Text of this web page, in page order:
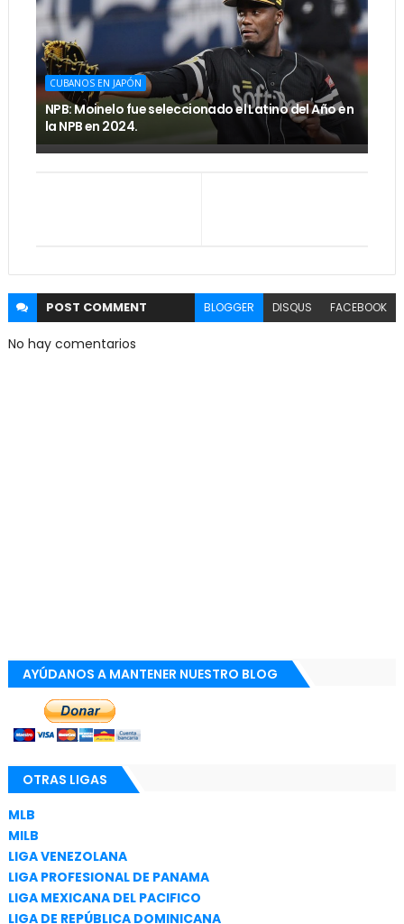
CUBANOS EN JAPÓN
NPB: Moinelo fue seleccionado el Latino del Año en
la NPB en 2024.
POST COMMENT BLOGGER DISQUS FACEBOOK
No hay comentarios
AYÚDANOS A MANTENER NUESTRO BLOG
OTRAS LIGAS
MLB
MILB
LIGA VENEZOLANA
LIGA PROFESIONAL DE PANAMA
LIGA MEXICANA DEL PACIFICO
LIGA DE REPÚBLICA DOMINICANA